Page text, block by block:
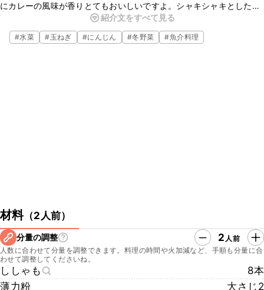
にカレーの風味が香りとてもおいしいですよ。シャキシャキとした野
菜の食感もアクセントになっていて箸がすすみます。お酒のおつまみ
にもピッタリですよ。
紹介文をすべて見る
#水菜 #玉ねぎ #にんじん #冬野菜 #魚介料理
材料（2人前）
分量の調整 2 人前
人数に合わせて分量を調整できます。料理の時間や火加減など、手順も分量に合
わせて調整してくださいね。
ししゃも
8本
薄力粉
大さじ2